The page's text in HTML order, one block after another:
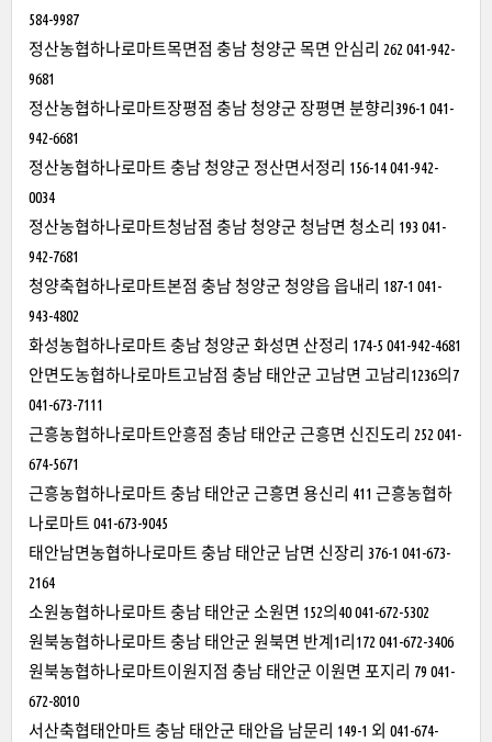
584-9987
정산농협하나로마트목면점 충남 청양군 목면 안심리 262 041-942-
9681
정산농협하나로마트장평점 충남 청양군 장평면 분향리396-1 041-
942-6681
정산농협하나로마트 충남 청양군 정산면서정리 156-14 041-942-
0034
정산농협하나로마트청남점 충남 청양군 청남면 청소리 193 041-
942-7681
청양축협하나로마트본점 충남 청양군 청양읍 읍내리 187-1 041-
943-4802
화성농협하나로마트 충남 청양군 화성면 산정리 174-5 041-942-4681
안면도농협하나로마트고남점 충남 태안군 고남면 고남리1236의7
041-673-7111
근흥농협하나로마트안흥점 충남 태안군 근흥면 신진도리 252 041-
674-5671
근흥농협하나로마트 충남 태안군 근흥면 용신리 411 근흥농협하
나로마트 041-673-9045
태안남면농협하나로마트 충남 태안군 남면 신장리 376-1 041-673-
2164
소원농협하나로마트 충남 태안군 소원면 152의40 041-672-5302
원북농협하나로마트 충남 태안군 원북면 반계1리172 041-672-3406
원북농협하나로마트이원지점 충남 태안군 이원면 포지리 79 041-
672-8010
서산축협태안마트 충남 태안군 태안읍 남문리 149-1 외 041-674-